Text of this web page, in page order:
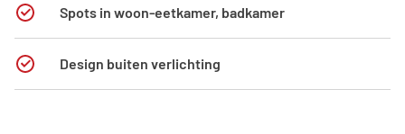
Spots in woon-eetkamer, badkamer
Design buiten verlichting